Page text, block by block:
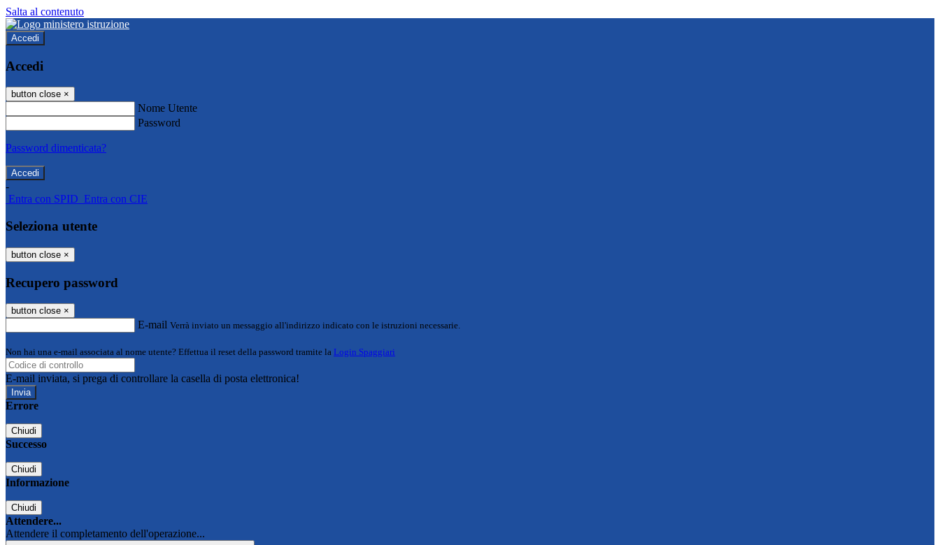
Salta al contenuto
Accedi
Accedi
button close ×
Nome Utente
Password
Password dimenticata?
-
Entra con SPID Entra con CIE
Seleziona utente
button close ×
Recupero password
button close ×
E-mail Verrà inviato un messaggio all'indirizzo indicato con le istruzioni necessarie.
Non hai una e-mail associata al nome utente? Effettua il reset della password tramite la Login Spaggiari
E-mail inviata, si prega di controllare la casella di posta elettronica!
Errore
Chiudi
Successo
Chiudi
Informazione
Chiudi
Attendere...
Attendere il completamento dell'operazione...